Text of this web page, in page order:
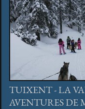
TUIXENT - LA
AVENTURES DE